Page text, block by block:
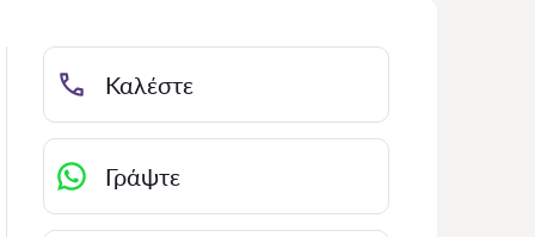
Καλέστε
Γράψτε